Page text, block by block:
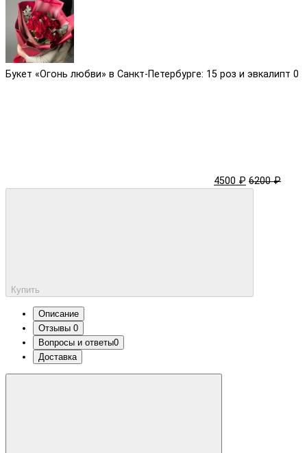
Букет «Огонь любви» в Санкт-Петербурге: 15 роз и эвкалипт 0
4500 ₽ 6200 ₽
Купить
Описание
Отзывы 0
Вопросы и ответы0
Доставка